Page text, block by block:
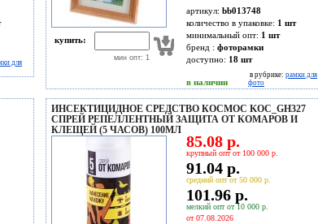
для
купить:
мин опт: 1
артикул: bb013748
количество в упаковке: 1 шт
минимальный опт: 1 шт
бренд : фоторамки
доступно: 18 шт
в наличии
в рубрике: рамки для
фото
ИНСЕКТИЦИДНОЕ СРЕДСТВО КОСМОС KOC_GH327
СПРЕЙ РЕПЕЛЛЕНТНЫЙ ЗАЩИТА ОТ КОМАРОВ И
КЛЕЩЕЙ (5 ЧАСОВ) 100МЛ
85.08 р.
крупный опт от 100 000 р.
91.04 р.
средний опт от 50 000 р.
101.96 р.
мелкий опт от 10 000 р.
от 07.08.2026